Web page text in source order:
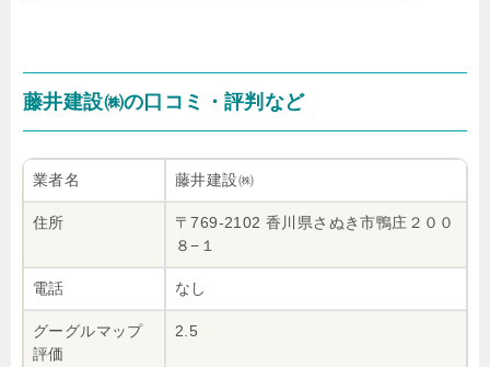
藤井建設㈱の口コミ・評判など
業者名 藤井建設㈱
住所
〒769-2102 香川県さぬき市鴨庄２００
８−１
電話 なし
グーグルマップ
評価
2.5